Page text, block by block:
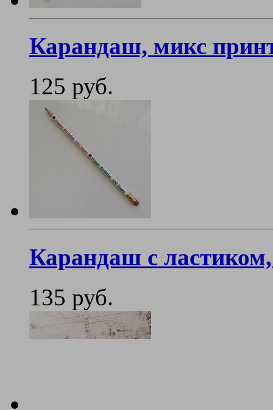
Карандаш, микс
125 руб.
Карандаш с
135 руб.